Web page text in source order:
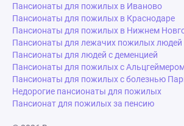
Пансионаты для пожилых в Иваново
Пансионаты для пожилых в Краснодаре
Пансионаты для пожилых в Нижнем
Пансионаты для лежачих пожилых людей
Пансионаты для людей с деменцией
Пансионаты для пожилых с
Пансионаты для пожилых с болезнью
Недорогие пансионаты для пожилых
Пансионат для пожилых за пенсию